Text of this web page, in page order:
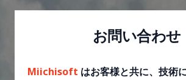
お問い合わせ
Miichisoft はお客様と共に、技術